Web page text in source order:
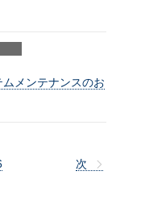
メンテナンスのお
次